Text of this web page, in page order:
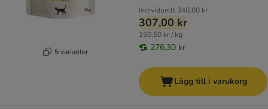
5 varianter
Individuellt 340,00 kr
307,00 kr
150,50 kr / kg
276,30 kr
Lägg till i varukorg